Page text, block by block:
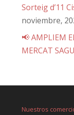
Sorteig d’11
noviembre,
📢 AMPLIEM
MERCAT
Nuestros